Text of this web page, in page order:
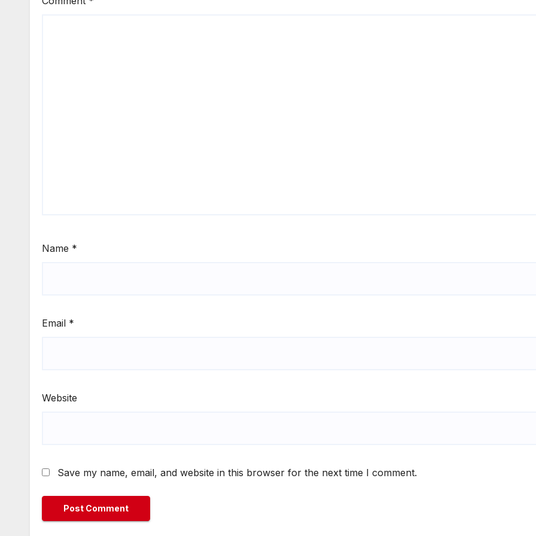
Name *
Email *
Website
Save my name, email, and website in this browser for the next time I comment.